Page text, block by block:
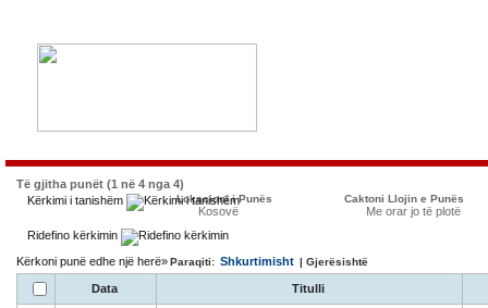
Të gjitha punët (1 në 4 nga 4)
Kërkimi i tanishëm
Lokacioni i Punës
Kosovë
Caktoni Llojin e Punës
Me orar jo të plotë
Ridefino kërkimin
Kërkoni punë edhe një herë»Paraqiti: Shkurtimisht | Gjerësishtë
Data Titulli